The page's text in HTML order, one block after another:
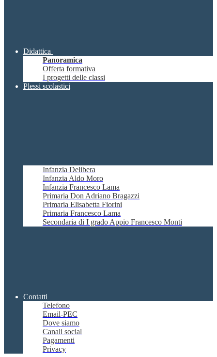
Didattica
Panoramica
Offerta formativa
I progetti delle classi
Plessi scolastici
Infanzia Delibera
Infanzia Aldo Moro
Infanzia Francesco Lama
Primaria Don Adriano Bragazzi
Primaria Elisabetta Fiorini
Primaria Francesco Lama
Secondaria di I grado Appio Francesco Monti
Contatti
Telefono
Email-PEC
Dove siamo
Canali social
Pagamenti
Privacy